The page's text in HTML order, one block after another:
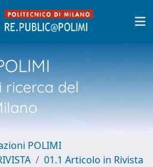
ricerca del
POLIMI
01.1 Articolo in Rivista